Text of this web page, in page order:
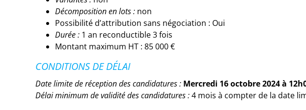
Décomposition en lots :non
Possibilité d’attribution sans négociation : Oui
Durée :1 an reconductible 3 fois
Montant maximum HT : 85 000 €
CONDITIONS DE DÉLAI
Date limite de réception des candidatures : Mercredi 16 octobre 2024 à
Délai minimum de validité des candidatures :4 mois à compter de la date